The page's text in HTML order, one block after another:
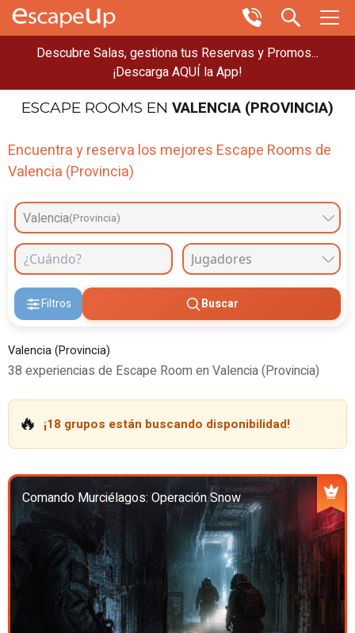
Descubre Salas, gestiona tus Reservas y Promos...
¡Descarga AQUÍ la App!
ESCAPE ROOMS EN VALENCIA (PROVINCIA)
Encuentra y reserva los mejores Escape Rooms de
Valencia (Provincia)
Valencia(Provincia)
Filtros Buscar
Valencia (Provincia)
38 experiencias de Escape Room en Valencia (Provincia)
🔥 ¡18 grupos están buscando disponibilidad!
Comando Murciélagos: Operación Snow